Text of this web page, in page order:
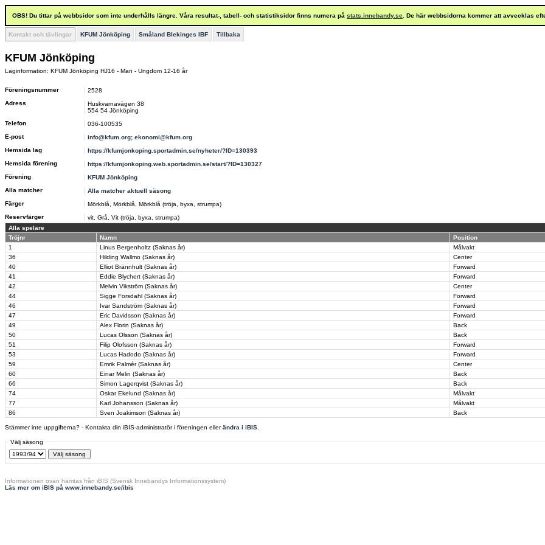
OBS! Du tittar på webbsidor som inte underhålls längre. Våra resultat-, tabell- och statistiksidor finns numera på stats.innebandy.se . De här webbsidorna kommer att avvecklas
Kontakt och tävlingar KFUM Jönköping Småland Blekinges IBF Tillbaka
KFUM Jönköping
Laginformation: KFUM Jönköping HJ16 - Man - Ungdom 12-16 år
Föreningsnummer
2528
Adress
Huskvarnavägen 38
554 54 Jönköping
Telefon
036-100535
E-post
info@kfum.org; ekonomi@kfum.org
Hemsida lag
https://kfumjonkoping.sportadmin.se/nyheter/?ID=130393
Hemsida förening
https://kfumjonkoping.web.sportadmin.se/start/?ID=130327
Förening
KFUM Jönköping
Alla matcher
Alla matcher aktuell säsong
Färger
Mörkblå, Mörkblå, Mörkblå (tröja, byxa, strumpa)
Reservfärger
vit, Grå, Vit (tröja, byxa, strumpa)
Alla spelare
Tröjnr
Namn
Position
1
Linus Bergenholtz (Saknas år)
Målvakt
36
Hilding Wallmo (Saknas år)
Center
40
Elliot Brännhult (Saknas år)
Forward
41
Eddie Blychert (Saknas år)
Forward
42
Melvin Vikström (Saknas år)
Center
44
Sigge Forsdahl (Saknas år)
Forward
46
Ivar Sandström (Saknas år)
Forward
47
Eric Davidsson (Saknas år)
Forward
49
Alex Florin (Saknas år)
Back
50
Lucas Olsson (Saknas år)
Back
51
Filip Olofsson (Saknas år)
Forward
53
Lucas Hadodo (Saknas år)
Forward
59
Emrik Palmér (Saknas år)
Center
60
Einar Melin (Saknas år)
Back
66
Simon Lagerqvist (Saknas år)
Back
74
Oskar Ekelund (Saknas år)
Målvakt
77
Karl Johansson (Saknas år)
Målvakt
86
Sven Joakimson (Saknas år) Back
Stämmer inte uppgifterna? - Kontakta din iBIS-administratör i föreningen ellerändra i iBIS
Välj säsong
Informationen ovan hämtas från iBIS (Svensk Innebandys Informationssystem)
Läs mer om iBIS på www.innebandy.se/ibis